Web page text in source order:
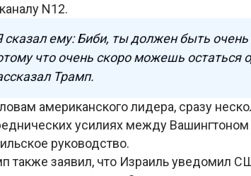
N12.
сказал ему: Биби, ты должен быть
что очень скоро можешь остаться
Трамп.
американского лидера, сразу
усилиях между Вашингтоном
руководство.
также заявил, что Израиль уведомил